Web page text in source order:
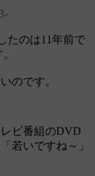
たのは11年前で
のです。
ビ番組のDVD
若いですね～」